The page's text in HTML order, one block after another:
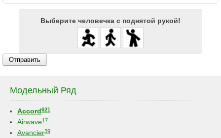
Выберите человечка с поднятой рукой!
Отправить
Модельный Ряд
Accord621
Airwave17
Avancier39